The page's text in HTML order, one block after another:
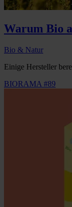
Warum Bio
Bio & Natur
Einige Hersteller
BIORAMA #89